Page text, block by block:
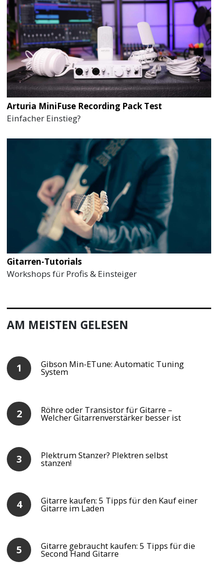
Arturia MiniFuse Recording Pack Test
Einfacher Einstieg?
Gitarren-Tutorials
Workshops für Profis & Einsteiger
AM MEISTEN GELESEN
Gibson Min-ETune: Automatic Tuning
System
Röhre oder Transistor für Gitarre –
Welcher Gitarrenverstärker besser ist
Plektrum Stanzer? Plektren selbst
stanzen!
Gitarre kaufen: 5 Tipps für den Kauf einer
Gitarre im Laden
Gitarre gebraucht kaufen: 5 Tipps für die
Second Hand Gitarre